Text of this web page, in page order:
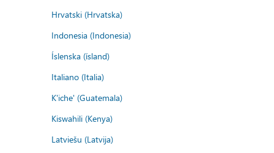
Hrvatski (Hrvatska)
Indonesia (Indonesia)
Íslenska (ísland)
Italiano (Italia)
K'iche' (Guatemala)
Kiswahili (Kenya)
Latviešu (Latvija)